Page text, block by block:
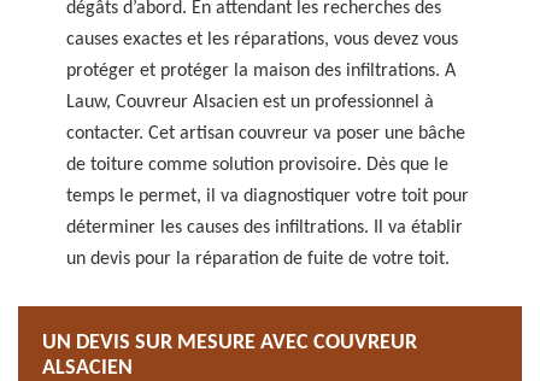
dégâts d’abord. En attendant les recherches des
causes exactes et les réparations, vous devez vous
protéger et protéger la maison des infiltrations. A
Lauw, Couvreur Alsacien est un professionnel à
contacter. Cet artisan couvreur va poser une bâche
de toiture comme solution provisoire. Dès que le
temps le permet, il va diagnostiquer votre toit pour
déterminer les causes des infiltrations. Il va établir
un devis pour la réparation de fuite de votre toit.
UN DEVIS SUR MESURE AVEC COUVREUR
ALSACIEN